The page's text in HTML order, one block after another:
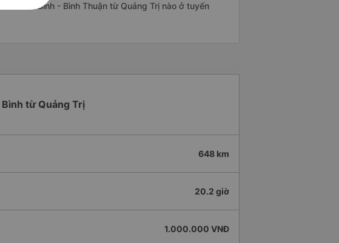
đi Bắc Bình - Bình Thuận từ Quảng Trị nào ở tuyến
từ Quảng Trị
648 km
20.2 giờ
1.000.000 VNĐ